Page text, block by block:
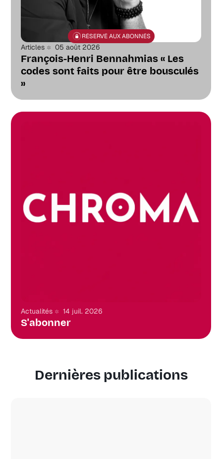
RÉSERVÉ AUX ABONNÉS
Articles 05 août 2026
François-Henri Bennahmias « Les
codes sont faits pour être bousculés
»
Actualités 14 juil. 2026
S'abonner
Dernières publications